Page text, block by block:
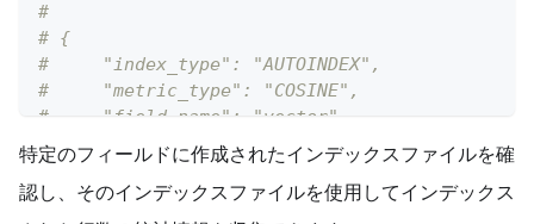
#
# {
#     "index_type": "AUTOINDEX",
#     "metric_type": "COSINE",
#     "field_name": "vector",
#     "index_name": "vector_index"
# }
特定のフィールドに作成されたインデックスファイルを確
認し、そのインデックスファイルを使用してインデックス